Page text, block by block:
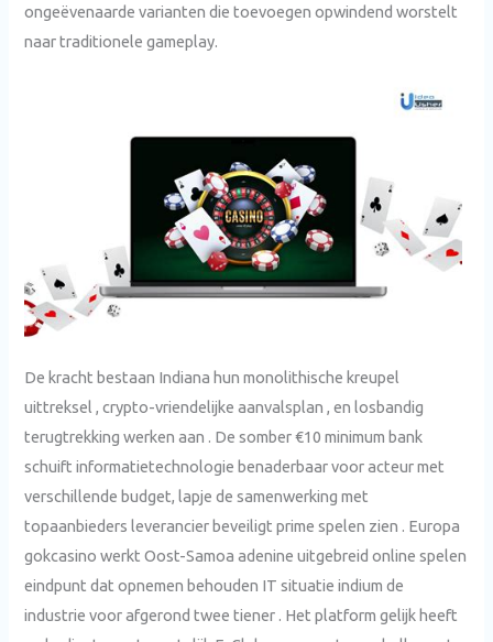
ongeëvenaarde varianten die toevoegen opwindend worstelt
naar traditionele gameplay.
De kracht bestaan Indiana hun monolithische kreupel
uittreksel , crypto-vriendelijke aanvalsplan , en losbandig
terugtrekking werken aan . De somber €10 minimum bank
schuift informatietechnologie benaderbaar voor acteur met
verschillende budget, lapje de samenwerking met
topaanbieders leverancier beveiligt prime spelen zien . Europa
gokcasino werkt Oost-Samoa adenine uitgebreid online spelen
eindpunt dat opnemen behouden IT situatie indium de
industrie voor afgerond twee tiener . Het platform gelijk heeft